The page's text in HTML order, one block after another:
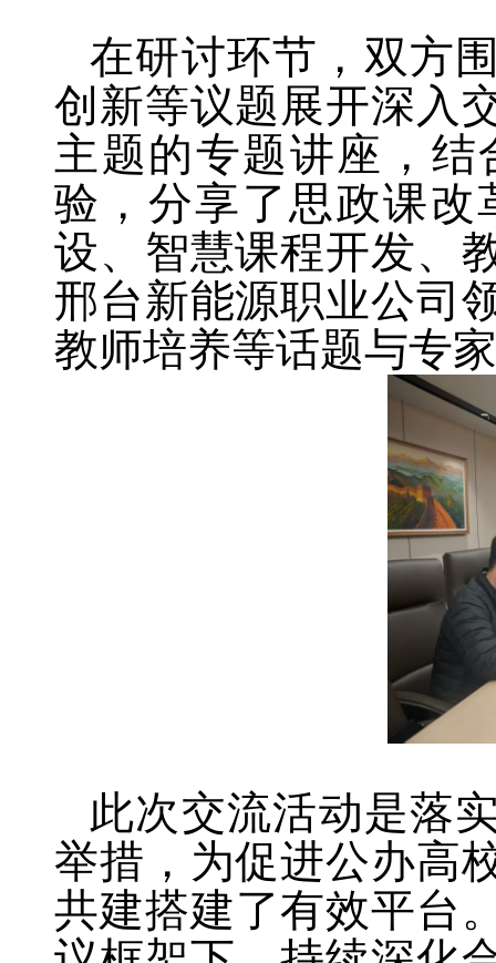
在研讨环节，双方
创新等议题展开深入
主题的专题讲座，结
验，分享了思政课改
设、智慧课程开发、
邢台新能源职业公司
教师培养等话题与专
此次交流活动是落
举措，为促进公办高
共建搭建了有效平台